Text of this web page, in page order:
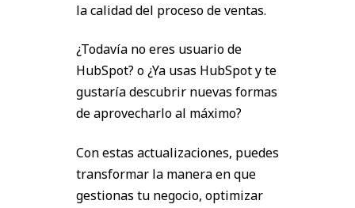
la calidad del proceso de ventas.
¿Todavía no eres usuario de
HubSpot? o¿Ya usas HubSpot y te
gustaría descubrir nuevas formas
de aprovecharlo al máximo?
Con estas actualizaciones, puedes
transformar la manera en que
gestionas tu negocio, optimizar